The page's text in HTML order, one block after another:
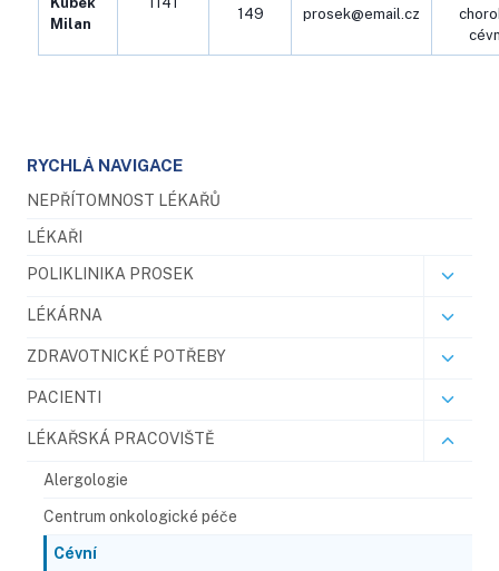
Milan
149
prosek@email.cz
RYCHLÁ NAVIGACE
NEPŘÍTOMNOST LÉKAŘŮ
LÉKAŘI
POLIKLINIKA PROSEK
LÉKÁRNA
ZDRAVOTNICKÉ POTŘEBY
PACIENTI
LÉKAŘSKÁ PRACOVIŠTĚ
Alergologie
Centrum onkologické péče
Cévní